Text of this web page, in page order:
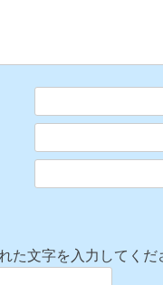
た文字を入力してくだ